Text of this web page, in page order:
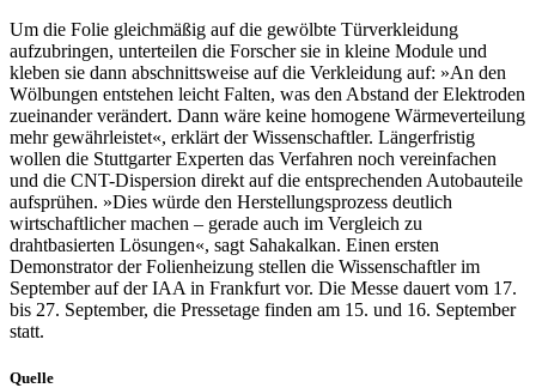
Um die Folie gleichmäßig auf die gewölbte Türverkleidung
aufzubringen, unterteilen die Forscher sie in kleine Module und
kleben sie dann abschnittsweise auf die Verkleidung auf: »An den
Wölbungen entstehen leicht Falten, was den Abstand der Elektroden
zueinander verändert. Dann wäre keine homogene Wärmeverteilung
mehr gewährleistet«, erklärt der Wissenschaftler. Längerfristig
wollen die Stuttgarter Experten das Verfahren noch vereinfachen
und die CNT-Dispersion direkt auf die entsprechenden Autobauteile
aufsprühen. »Dies würde den Herstellungsprozess deutlich
wirtschaftlicher machen – gerade auch im Vergleich zu
drahtbasierten Lösungen«, sagt Sahakalkan. Einen ersten
Demonstrator der Folienheizung stellen die Wissenschaftler im
September auf der IAA in Frankfurt vor. Die Messe dauert vom 17.
bis 27. September, die Pressetage finden am 15. und 16. September
statt.
Quelle